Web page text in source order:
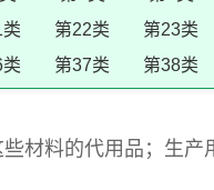
第22类 第23类
第37类 第38类
材料的代用品；生